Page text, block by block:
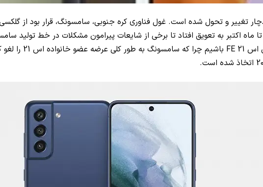
تغییر و تحول شده است. غول فناوری کره جنوبی، سامسونگ، قرار بود از گلکسی
اکتبر به تعویق افتاد تا برخی از شایعات پیرامون مشکلات در خط تولید
21
FE
باشیم